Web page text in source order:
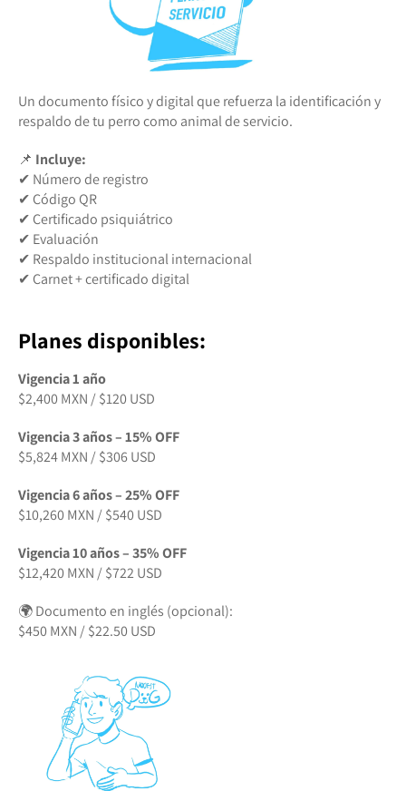
Un documento físico y digital que refuerza la identificación y
respaldo de tu perro como animal de servicio.
📌 Incluye:
✔ Número de registro
✔ Código QR
✔ Certificado psiquiátrico
✔ Evaluación
✔ Respaldo institucional internacional
✔ Carnet + certificado digital
Planes disponibles:
Vigencia 1 año
$2,400 MXN / $120 USD
Vigencia 3 años – 15% OFF
$5,824 MXN / $306 USD
Vigencia 6 años – 25% OFF
$10,260 MXN / $540 USD
Vigencia 10 años – 35% OFF
$12,420 MXN / $722 USD
🌍 Documento en inglés (opcional):
$450 MXN / $22.50 USD